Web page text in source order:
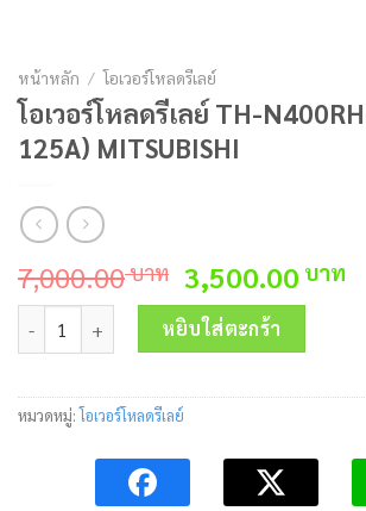
หน้าหลัก / โอเวอร์โหลดรีเลย์
โอเวอร์โหลดรีเลย์ TH-
125A) MITSUBISHI
7,000.00บาท Original
price
was:
7,000.00 บาท.
3,500.00 บาท
จำนวน โอเวอร์โหลดรีเลย์ TH-N400RH-
หยิบใส่ตะกร้า
หมวดหมู่:โอเวอร์โหลดรีเลย์